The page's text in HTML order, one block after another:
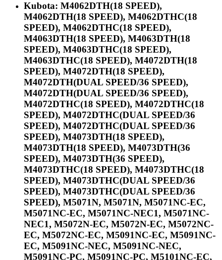
Kubota: M4062DTH(18 SPEED),
M4062DTH(18 SPEED), M4062DTHC(18
SPEED), M4062DTHC(18 SPEED),
M4063DTH(18 SPEED), M4063DTH(18
SPEED), M4063DTHC(18 SPEED),
M4063DTHC(18 SPEED), M4072DTH(18
SPEED), M4072DTH(18 SPEED),
M4072DTH(DUAL SPEED/36 SPEED),
M4072DTH(DUAL SPEED/36 SPEED),
M4072DTHC(18 SPEED), M4072DTHC(18
SPEED), M4072DTHC(DUAL SPEED/36
SPEED), M4072DTHC(DUAL SPEED/36
SPEED), M4073DTH(18 SPEED),
M4073DTH(18 SPEED), M4073DTH(36
SPEED), M4073DTH(36 SPEED),
M4073DTHC(18 SPEED), M4073DTHC(18
SPEED), M4073DTHC(DUAL SPEED/36
SPEED), M4073DTHC(DUAL SPEED/36
SPEED), M5071N, M5071N, M5071NC-EC,
M5071NC-EC, M5071NC-NEC1, M5071NC-
NEC1, M5072N-EC, M5072N-EC, M5072NC-
EC, M5072NC-EC, M5091NC-EC, M5091NC-
EC, M5091NC-NEC, M5091NC-NEC,
M5091NC-PC, M5091NC-PC, M5101NC-EC,